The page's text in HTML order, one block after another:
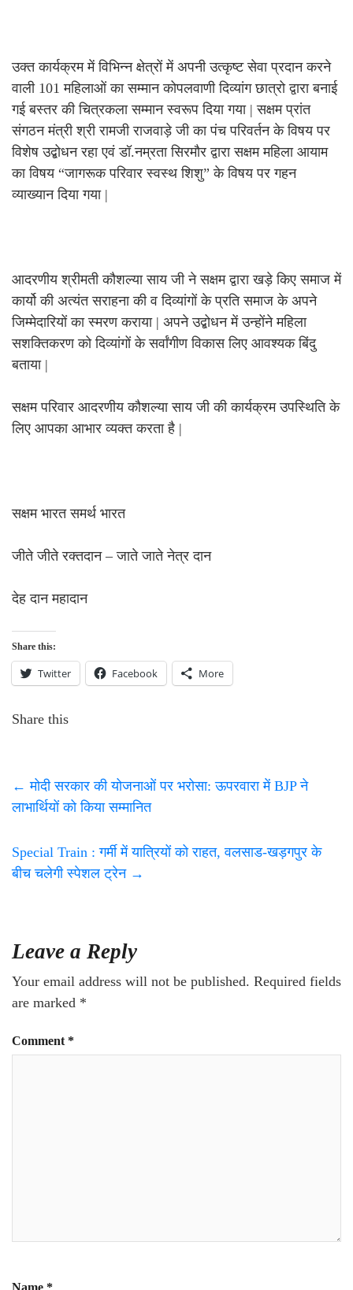
उक्त कार्यक्रम में विभिन्न क्षेत्रों में अपनी उत्कृष्ट सेवा प्रदान करने
वाली 101 महिलाओं का सम्मान कोपलवाणी दिव्यांग छात्रो द्वारा बनाई
गई बस्तर की चित्रकला सम्मान स्वरूप दिया गया | सक्षम प्रांत
संगठन मंत्री श्री रामजी राजवाड़े जी का पंच परिवर्तन के विषय पर
विशेष उद्बोधन रहा एवं डॉ.नम्रता सिरमौर द्वारा सक्षम महिला आयाम
का विषय “जागरूक परिवार स्वस्थ शिशु” के विषय पर गहन
व्याख्यान दिया गया |
आदरणीय श्रीमती कौशल्या साय जी ने सक्षम द्वारा खड़े किए समाज में
कार्यो की अत्यंत सराहना की व दिव्यांगों के प्रति समाज के अपने
जिम्मेदारियों का स्मरण कराया | अपने उद्बोधन में उन्होंने महिला
सशक्तिकरण को दिव्यांगों के सर्वांगीण विकास लिए आवश्यक बिंदु
बताया |
सक्षम परिवार आदरणीय कौशल्या साय जी की कार्यक्रम उपस्थिति के
लिए आपका आभार व्यक्त करता है |
सक्षम भारत समर्थ भारत
जीते जीते रक्तदान – जाते जाते नेत्र दान
देह दान महादान
Share this:
Twitter Facebook More
Share this
← मोदी सरकार की योजनाओं पर भरोसा: ऊपरवारा में BJP ने
लाभार्थियों को किया सम्मानित
Special Train : गर्मी में यात्रियों को राहत, वलसाड-खड़गपुर के
बीच चलेगी स्पेशल ट्रेन →
Leave a Reply
Your email address will not be published. Required fields
are marked *
Comment *